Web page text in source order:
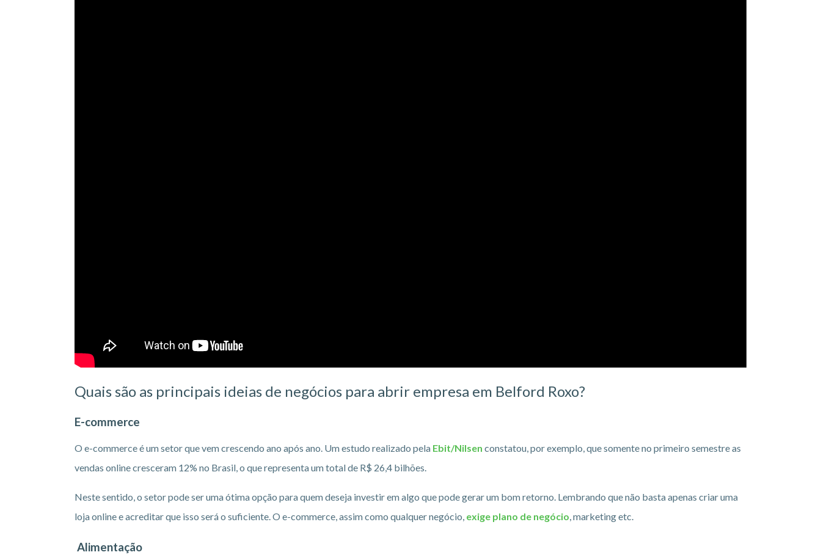
Quais são as principais ideias de negócios para abrir empresa em Belford Roxo?
E-commerce
O e-commerce é um setor que vem crescendo ano após ano. Um estudo realizado pela Ebit/Nilsen constatou, por exemplo, que somente no primeiro semestre as
vendas online cresceram 12% no Brasil, o que representa um total de R$ 26,4 bilhões.
Neste sentido, o setor pode ser uma ótima opção para quem deseja investir em algo que pode gerar um bom retorno. Lembrando que não basta apenas criar uma
loja online e acreditar que isso será o suficiente. O e-commerce, assim como qualquer negócio, exige plano de negócio, marketing etc.
Alimentação